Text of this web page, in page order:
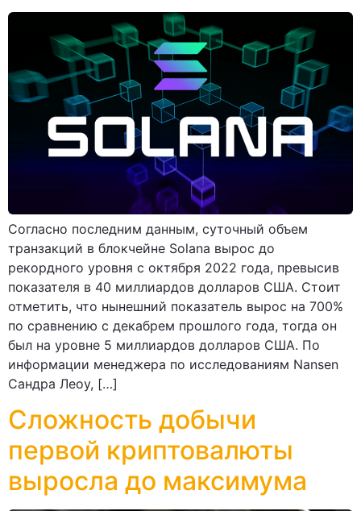
Согласно последним данным, суточный объем
транзакций в блокчейне Solana вырос до
рекордного уровня с октября 2022 года, превысив
показателя в 40 миллиардов долларов США. Стоит
отметить, что нынешний показатель вырос на 700%
по сравнению с декабрем прошлого года, тогда он
был на уровне 5 миллиардов долларов США. По
информации менеджера по исследованиям Nansen
Сандра Леоу, […]
Сложность добычи
первой криптовалюты
выросла до максимума